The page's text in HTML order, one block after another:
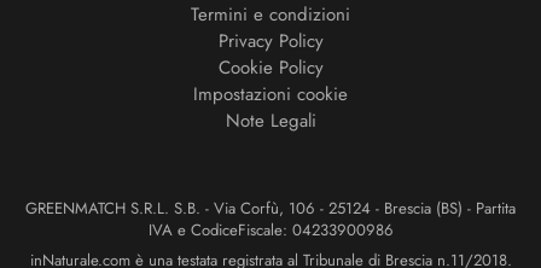
Termini e condizioni
Privacy Policy
Cookie Policy
Impostazioni cookie
Note Legali
GREENMATCH S.R.L. S.B. - Via Corfù, 106 - 25124 - Brescia (BS) - Partita
IVA e CodiceFiscale: 04233900986
inNaturale.com è una testata registrata al Tribunale di Brescia n.11/2018.